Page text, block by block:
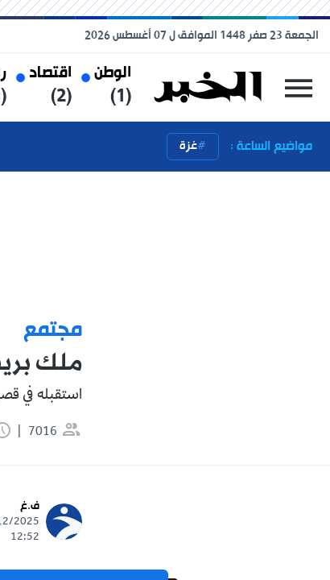
الوطن
(1)
اقتصاد
(2)
(3)
الجمعة 23 صفر 1448 الموافق ل 07 أغسطس 2026
مواضيع الساعة : غزة
مجتمع
ملك
استقبله في
7016
ف.غ
12:52